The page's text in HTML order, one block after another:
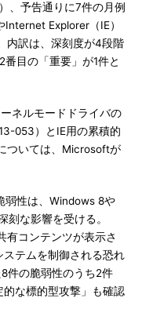
、予告通りに7件の月例
Explorer（IE）
内訳は、深刻度が4段階
目の「重要」が1件と
ネルモードドライバの
053）とIE用の累積的
ついては、Microsoftが
性は、Windows 8や
刻な影響を受ける。
有コンテンツが表示さ
テムを制御される恐れ
件の脆弱性のうち2件
な標的型攻撃」も確認